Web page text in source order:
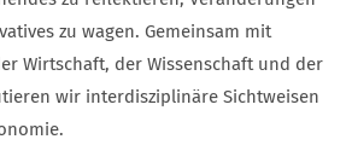
zu wagen. Gemeinsam mit
Wirtschaft, der Wissenschaft und der
wir interdisziplinäre Sichtweisen